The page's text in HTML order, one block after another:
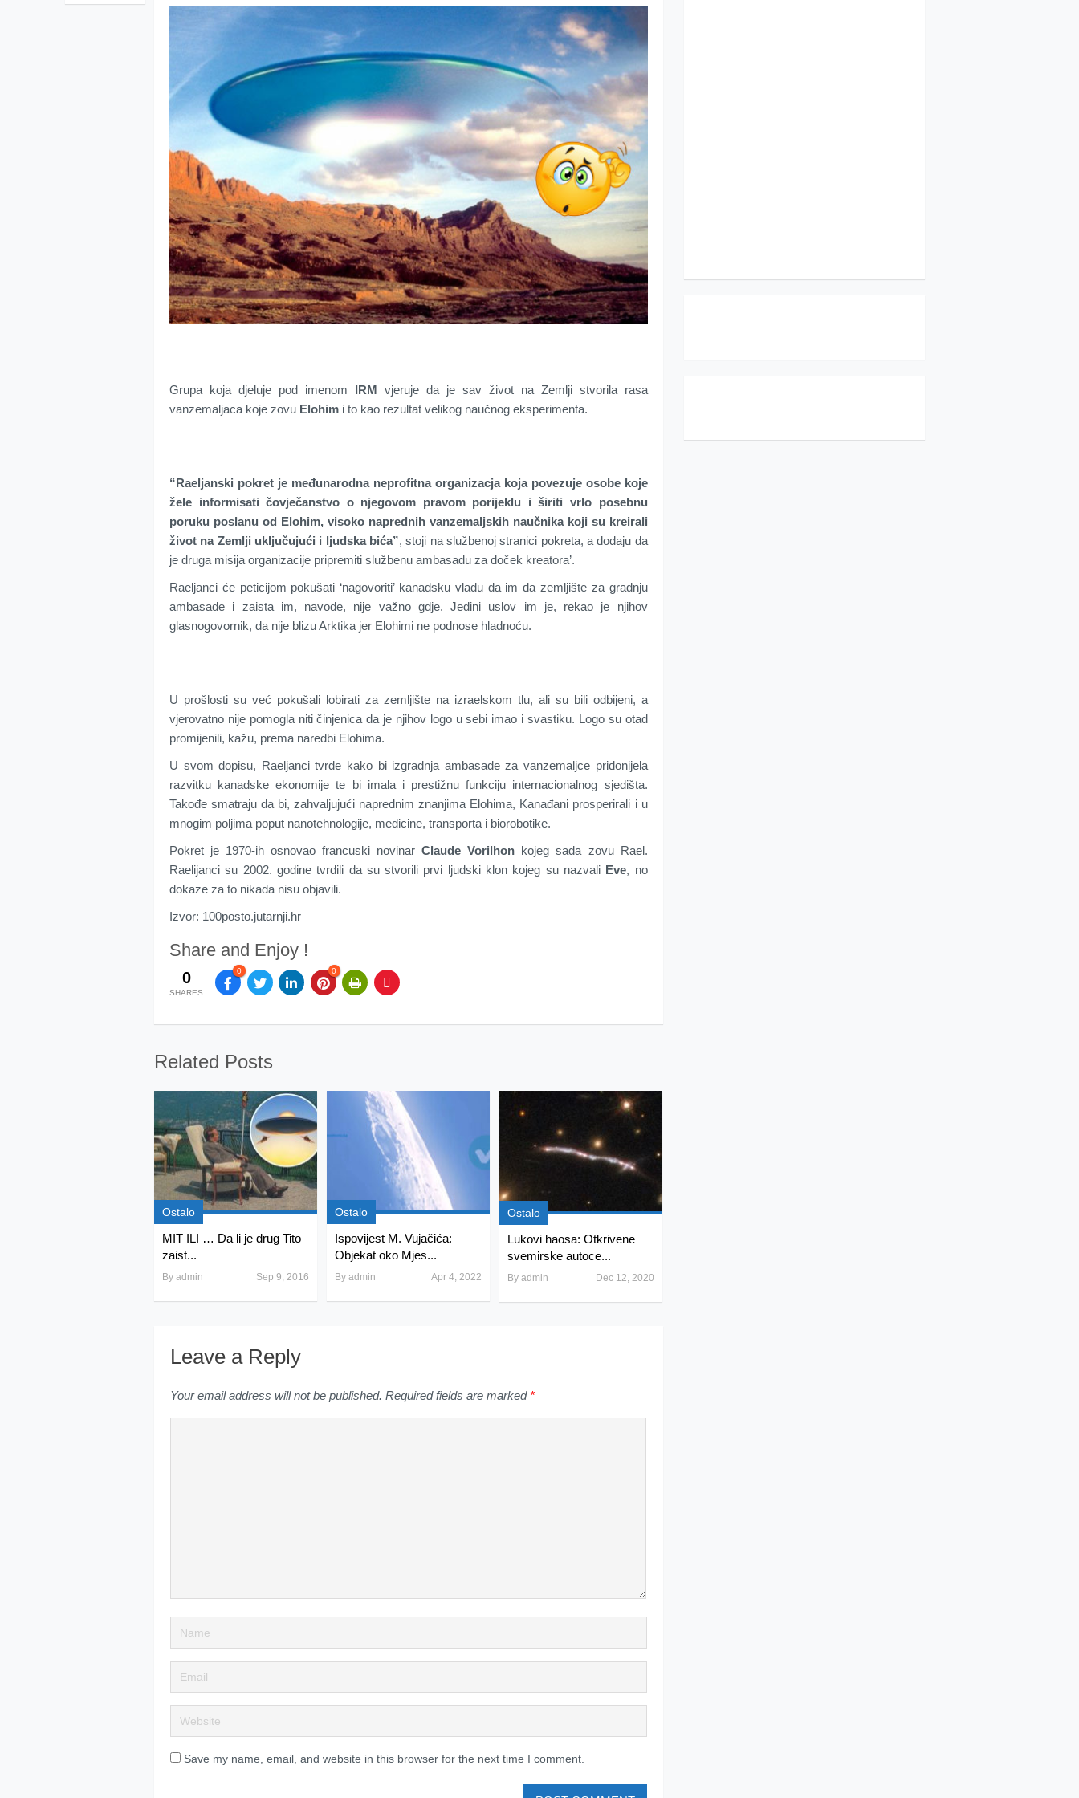
Grupa koja djeluje pod imenom IRM vjeruje da je sav život na Zemlji stvorila rasa
vanzemaljaca koje zovu Elohim i to kao rezultat velikog naučnog eksperimenta.
“Raeljanski pokret je međunarodna neprofitna organizacja koja povezuje osobe koje
žele informisati čovječanstvo o njegovom pravom porijeklu i širiti vrlo posebnu
poruku poslanu od Elohim, visoko naprednih vanzemaljskih naučnika koji su kreirali
život na Zemlji uključujući i ljudska bića”, stoji na službenoj stranici pokreta, a dodaju da
je druga misija organizacije pripremiti službenu ambasadu za doček kreatora’.
Raeljanci će peticijom pokušati ‘nagovoriti’ kanadsku vladu da im da zemljište za gradnju
ambasade i zaista im, navode, nije važno gdje. Jedini uslov im je, rekao je njihov
glasnogovornik, da nije blizu Arktika jer Elohimi ne podnose hladnoću.
U prošlosti su već pokušali lobirati za zemljište na izraelskom tlu, ali su bili odbijeni, a
vjerovatno nije pomogla niti činjenica da je njihov logo u sebi imao i svastiku. Logo su otad
promijenili, kažu, prema naredbi Elohima.
U svom dopisu, Raeljanci tvrde kako bi izgradnja ambasade za vanzemaljce pridonijela
razvitku kanadske ekonomije te bi imala i prestižnu funkciju internacionalnog sjedišta.
Takođe smatraju da bi, zahvaljujući naprednim znanjima Elohima, Kanađani prosperirali i u
mnogim poljima poput nanotehnologije, medicine, transporta i biorobotike.
Pokret je 1970-ih osnovao francuski novinarClaude Vorilhon kojeg sada zovu Rael.
Raelijanci su 2002. godine tvrdili da su stvorili prvi ljudski klon kojeg su nazvali Eve, no
dokaze za to nikada nisu objavili.
Izvor: 100posto.jutarnji.hr
Share and Enjoy !
0
SHARES
0 0
Related Posts
Ostalo
MIT ILI … Da li je drug Tito
zaist...
By admin Sep 9, 2016
Ostalo
Ispovijest M. Vujačića:
Objekat oko Mjes...
By admin Apr 4, 2022
Ostalo
Lukovi haosa: Otkrivene
svemirske autoce...
By admin Dec 12, 2020
Leave a Reply
Your email address will not be published. Required fields are marked *
Save my name, email, and website in this browser for the next time I comment.